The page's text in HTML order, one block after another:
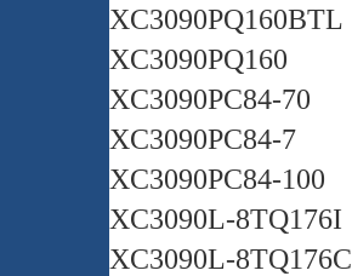
XC3090PQ160BTL
XC3090PQ160
XC3090PC84-70
XC3090PC84-7
XC3090PC84-100
XC3090L-8TQ176I
XC3090L-8TQ176C